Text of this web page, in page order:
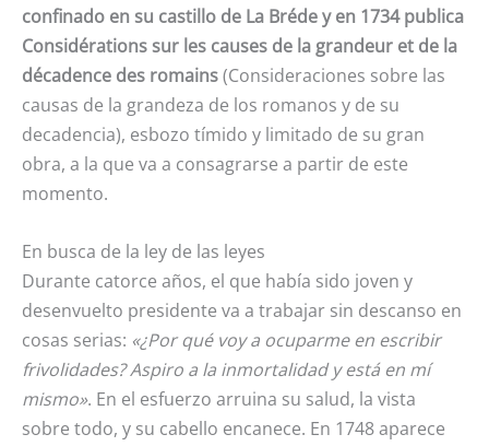
confinado en su castillo de La Bréde y en 1734 publica
Considérations sur les causes de la grandeur et de la
décadence des romains(Consideraciones sobre las
causas de la grandeza de los romanos y de su
decadencia), esbozo tímido y limitado de su gran
obra, a la que va a consagrarse a partir de este
momento.
En busca de la ley de las leyes
Durante catorce años, el que había sido joven y
desenvuelto presidente va a trabajar sin descanso en
cosas serias: «¿Por qué voy a ocuparme en escribir
frivolidades? Aspiro a la inmortalidad y está en mí
mismo». En el esfuerzo arruina su salud, la vista
sobre todo, y su cabello encanece. En 1748 aparece